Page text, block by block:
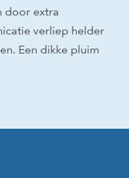
door extra
verliep helder
Een dikke pluim